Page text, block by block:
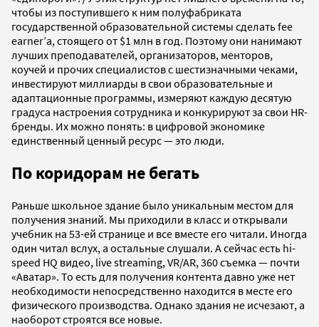
чтобы из поступившего к ним полуфабриката
государственной образовательной системы сделать fee
earner’а, стоящего от $1 млн в год. Поэтому они нанимают
лучших преподавателей, организаторов, менторов,
коучей и прочих специалистов с шестизначными чеками,
инвестируют миллиарды в свои образовательные и
адаптационные программы, измеряют каждую десятую
градуса настроения сотрудника и конкурируют за свои HR-
бренды. Их можно понять: в цифровой экономике
единственный ценный ресурс — это люди.
По коридорам не бегать
Раньше школьное здание было уникальным местом для
получения знаний. Мы приходили в класс и открывали
учебник на 53-ей странице и все вместе его читали. Иногда
один читал вслух, а остальные слушали. А сейчас есть hi-
speed HQ видео, live streaming, VR/AR, 360 съемка — почти
«Аватар». То есть для получения контента давно уже нет
необходимости непосредственно находится в месте его
физического производства. Однако здания не исчезают, а
наоборот строятся все новые.